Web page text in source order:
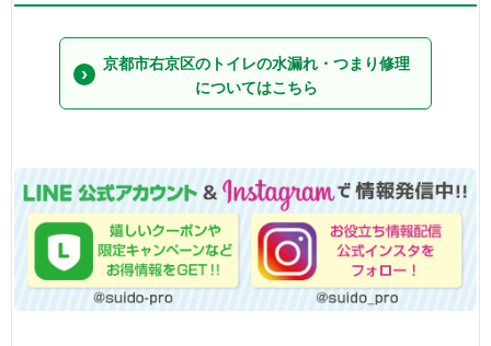
京都市右京区のトイレの水漏れ・つまり修理
についてはこちら